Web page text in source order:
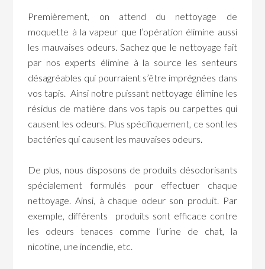
Premièrement, on attend du nettoyage de
moquette à la vapeur que l’opération élimine aussi
les mauvaises odeurs. Sachez que le nettoyage fait
par nos experts élimine à la source les senteurs
désagréables qui pourraient s’être imprégnées dans
vos tapis. Ainsi notre puissant nettoyage élimine les
résidus de matière dans vos tapis ou carpettes qui
causent les odeurs. Plus spécifiquement, ce sont les
bactéries qui causent les mauvaises odeurs.
De plus, nous disposons de produits désodorisants
spécialement formulés pour effectuer chaque
nettoyage. Ainsi, à chaque odeur son produit. Par
exemple, différents produits sont efficace contre
les odeurs tenaces comme l’urine de chat, la
nicotine, une incendie, etc.